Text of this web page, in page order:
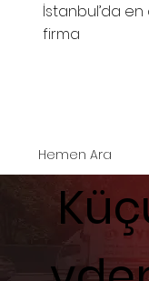
İstanbul’da
firma
Hemen Ara